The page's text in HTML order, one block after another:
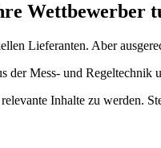
Wettbewerber
Lieferanten. Aber
Mess- und
Inhalte zu werden.